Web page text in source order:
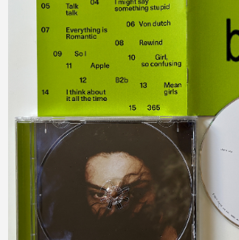
Lista przebojów
O blogu